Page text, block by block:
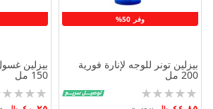
وفر 50%
بيزلين تونر للوجه لإنارة فورية
200 مل
Rating:
0%
150 مل
Rating:
0%